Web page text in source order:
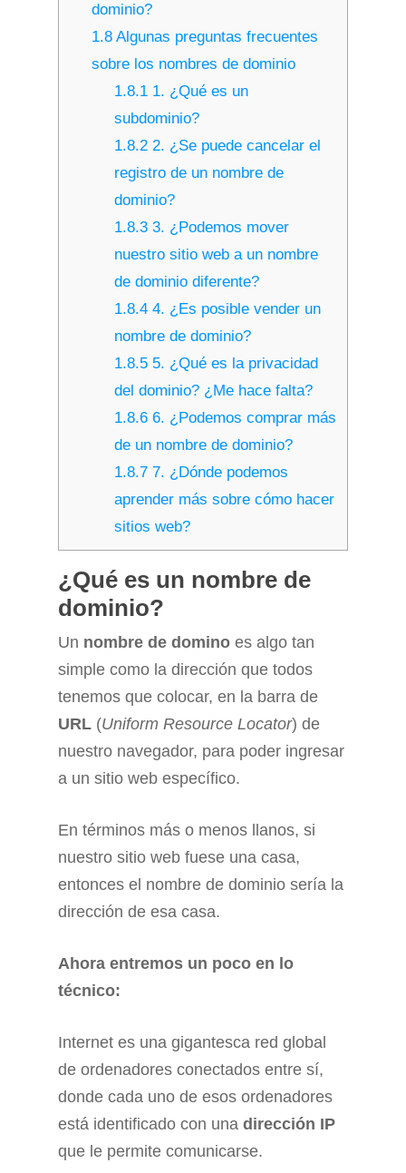
dominio?
1.8Algunas preguntas frecuentes
sobre los nombres de dominio
1.8.1 1. ¿Qué es un
subdominio?
1.8.2 2. ¿Se puede cancelar el
registro de un nombre de
dominio?
1.8.3 3. ¿Podemos mover
nuestro sitio web a un nombre
de dominio diferente?
1.8.4 4. ¿Es posible vender un
nombre de dominio?
1.8.5 5. ¿Qué es la privacidad
del dominio? ¿Me hace falta?
1.8.6 6. ¿Podemos comprar más
de un nombre de dominio?
1.8.7 7. ¿Dónde podemos
aprender más sobre cómo hacer
sitios web?
¿Qué es un nombre de
dominio?
Un nombre de domino es algo tan
simple como la dirección que todos
tenemos que colocar, en la barra de
URL (Uniform Resource Locator) de
nuestro navegador, para poder ingresar
a un sitio web específico.
En términos más o menos llanos, si
nuestro sitio web fuese una casa,
entonces el nombre de dominio sería la
dirección de esa casa.
Ahora entremos un poco en lo
técnico:
Internet es una gigantesca red global
de ordenadores conectados entre sí,
donde cada uno de esos ordenadores
está identificado con una dirección IP
que le permite comunicarse.